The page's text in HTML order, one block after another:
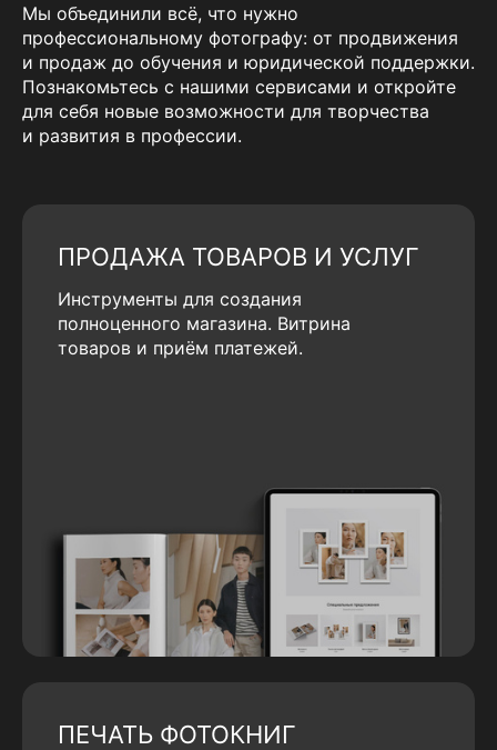
Мы объединили всё, что нужно
профессиональному фотографу: от продвижения
и продаж до обучения и юридической поддержки.
Познакомьтесь с нашими сервисами и откройте
для себя новые возможности для творчества
и развития в профессии.
ПРОДАЖА ТОВАРОВ И УСЛУГ
Инструменты для создания
полноценного магазина. Витрина
товаров и приём платежей.
ПЕЧАТЬ ФОТОКНИГ